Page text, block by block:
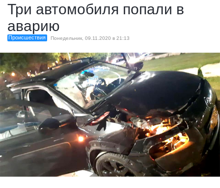
Три автомобиля попали в
аварию
Происшествия Понедельник, 09.11.2020 в 21:13